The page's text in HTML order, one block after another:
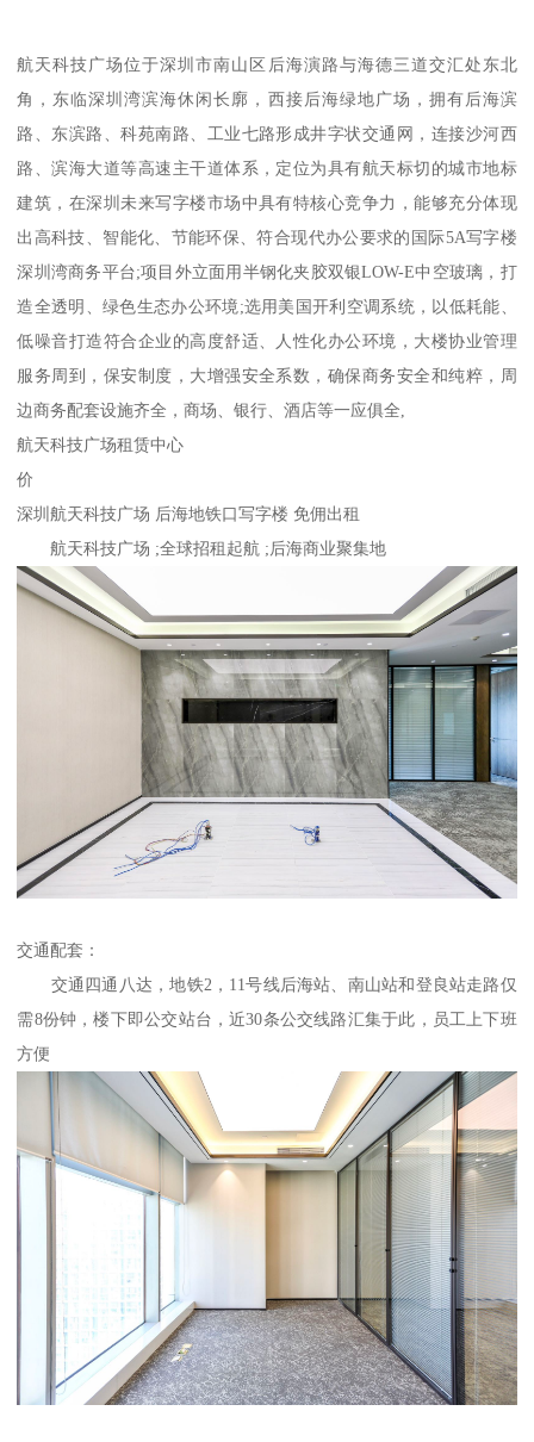
航天科技广场位于深圳市南山区后海演路与海德三道交汇处东北
角，东临深圳湾滨海休闲长廓，西接后海绿地广场，拥有后海滨
路、东滨路、科苑南路、工业七路形成井字状交通网，连接沙河西
路、滨海大道等高速主干道体系，定位为具有航天标切的城市地标
建筑，在深圳未来写字楼市场中具有特核心竞争力，能够充分体现
出高科技、智能化、节能环保、符合现代办公要求的国际5A写字楼
深圳湾商务平台;项目外立面用半钢化夹胶双银LOW-E中空玻璃，打
造全透明、绿色生态办公环境;选用美国开利空调系统，以低耗能、
低噪音打造符合企业的高度舒适、人性化办公环境，大楼协业管理
服务周到，保安制度，大增强安全系数，确保商务安全和纯粹，周
边商务配套设施齐全，商场、银行、酒店等一应俱全,
航天科技广场租赁中心
价
深圳航天科技广场 后海地铁口写字楼 免佣出租
航天科技广场 ;全球招租起航 ;后海商业聚集地
交通配套：
交通四通八达，地铁2，11号线后海站、南山站和登良站走路仅
需8份钟，楼下即公交站台，近30条公交线路汇集于此，员工上下班
方便